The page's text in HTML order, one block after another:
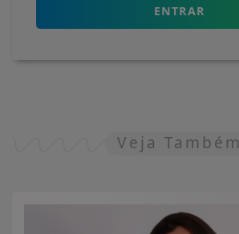
ENTRAR
Veja Também